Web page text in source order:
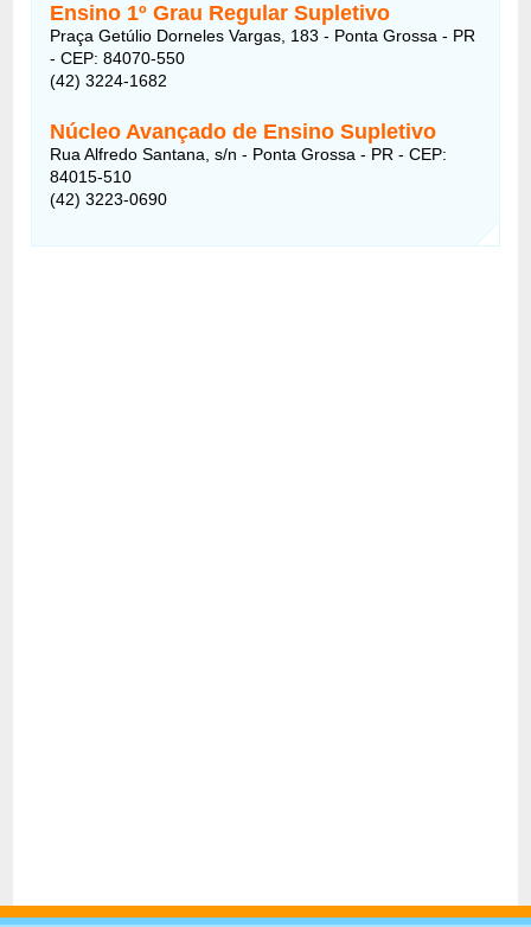
Ensino 1º Grau Regular Supletivo
Praça Getúlio Dorneles Vargas, 183 - Ponta Grossa - PR
- CEP: 84070-550
(42) 3224-1682
Núcleo Avançado de Ensino Supletivo
Rua Alfredo Santana, s/n - Ponta Grossa - PR - CEP:
84015-510
(42) 3223-0690